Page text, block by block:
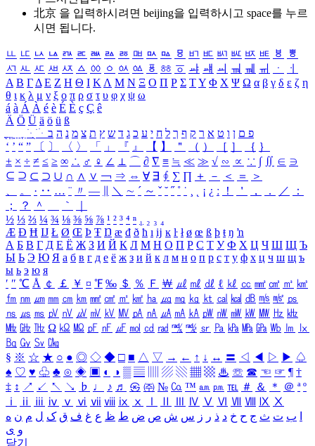
北京 을 입력하시려면 beijing을 입력하시고 space를 누르
시면 됩니다.
ㅥ ㅦ ㅧ ㅨ ㅩ ㅪ ㅫ ㅬ ㅭ ㅮ ㅯ ㅰ ㅱ ㅲ ㅳ ㅴ ㅵ ㅶ ㅷ ㅸ
ㅹ
ㅺ ㅻ ㅼ ㅽ ㅾ ㅿ ㆀ ㆁ ㆂ ㆃ ㆄ ㆅ ㆆ ㆇ ㆈ ㆉ ㆊ ㆋ ㆌ ㆍ
ㆎ
Α Β ΓΔ Ε Ζ Η Θ Ι ΚΛ Μ Ν Ξ Ο Π Ρ Σ ΤΥ Φ Χ Ψ Ω α β γ δ ε ζ η
θ ι κ λ μ ν ξ ο π ρ σ τ υ φ χ ψ ω
á à Á À é è É È ç Ç ê
Ä Ö Ü ä ö ü ß
ִֶֹ ֻּ ׁׂ פ ם ן ו ט א ר ק ף ך ל ח י ע כ ג ד ש ץ ת צ מ נ ה ב
‘ ’ “ ” 〔 〕 〈 〉 「 」 『 』 【 】 ＂ （ ） ［ ］ ｛ ｝
± × ÷ ≠ ≤ ≥ ∞ ∴ ♂ ♀ ∠ ⊥ ⌒ ∂ ∇ ≡ ≒ ≪ ≫ √ ∽ ∝ ∵ ∫ ∬ ∈ ∋
⊆ ⊇ ⊂ ⊃ ∪ ∩ ∧ ∨ ￢ ⇒ ⇔ ∀ ∃ ∮ ∑ ∏ ＋ － ＜ ＝
＞
、
。 · ‥ … ¨ 〃 ― ＼ ∼ ´ ～ ˇ ˘ ˝ ˚ ˙ ¸ ¡ ¿ ː ！ ＇ ， ． ／
：
；
？ ＾ ｀
½ ⅓ ⅔ ¼ ¾ ⅛ ⅜ ⅝ ⅞ ¹ ² ³ ⁴ ⁿ ₁ ₂ ₃ ₄
Æ Ð Ħ Ĳ Ł Ø Œ Þ Ŧ Ŋ æ đ ð ħ ı ĳ ĸ ŀ ł ø œ ß þ ŧ ŋ ŉ
А Б В Г Д Е Ё Ж З И Й К Л М Н О П Р С Т У Ф Х Ц Ч Ш Щ Ъ
Ы Ь Э Ю Я а б в г д е ё ж з и й к л м н о п р с т у ф х ц ч ш щ ъ
ы ь э ю я
′ ″ ℃ Å ￠ ￡ ￥ ¤ ℉ ‰ ＄ ％ Ｆ ￦ ㎕ ㎖ ㎗ ℓ ㎘ ㏄ ㎣ ㎤ ㎥ ㎦
㎙ ㎚ ㎛ ㎜ ㎝ ㎞ ㎟ ㎠ ㎡ ㎢ ㏊ ㎍ ㎎ ㎏ ㏏ ㎈ ㎉ ㏈ ㎧ ㎨ ㎰
㎱ ㎲ ㎳ ㎴ ㎵ ㎶ ㎷ ㎸ ㎹ ㎀ ㎁ ㎂ ㎃ ㎄ ㎺ ㎻ ㎽ ㎾ ㎿ ㎐ ㎑
㎒ ㎓ ㎔ Ω ㏀ ㏁ ㎊ ㎋ ㎌ ㏖ ㏅ ㎭ ㎮ ㎯ ㏛ ㎩ ㎪ ㎫ ㎬ ㏝ ㏐
㏓
㏃ ㏉ ㏜ ㏆
§ ※ ☆ ★ ○ ● ◎ ◇ ◆ □ ■ △ ▽ → ← ↑ ↓ ↔ 〓 ◁ ◀ ▷ ▶ ♤
♠ ♡ ♥ ♧ ♣ ⊙ ◈ ▣ ◐ ◑ ▒ ▤ ▨ ▧ ▦ ▩ ♨ ☏ ☎ ☜ ☞ ¶ †
‡ ↕ ↗ ↙ ↖ ↘ ♭ ♩ ♪ ♬ ㉿ ㈜ № ㏇ ™ ㏂ ㏘ ℡ ＃ ＆ ＊ ＠ ª º
ⅰ
ⅱ ⅲ ⅳ ⅴ ⅵ ⅶ ⅷ ⅸ ⅹ Ⅳ Ⅴ Ⅵ Ⅶ Ⅷ Ⅸ Ⅹ
ب ت ث ج ح خ د ذ ر ز س ش ص ض ط ظ ع غ ف ق ک ل م ن ه
و ی
닫기